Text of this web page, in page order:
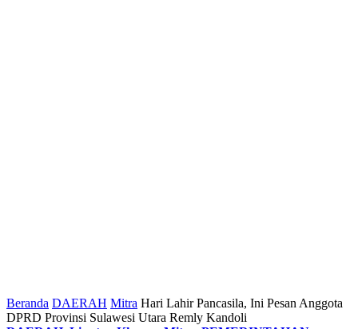
Beranda DAERAH Mitra Hari Lahir Pancasila, Ini Pesan Anggota
DPRD Provinsi Sulawesi Utara Remly Kandoli